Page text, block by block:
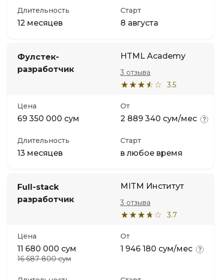
Длительность
12 месяцев
Старт
8 августа
Фулстек-
разработчик
HTML Academy
3.5
3 отзыва
Цена
69 350 000 сум
От
2 889 340 сум/мес
Длительность
13 месяцев
Старт
в любое время
Full-stack
разработчик
MITM Институт
3.7
3 отзыва
Цена
11 680 000 сум
16 687 800 сум
От
1 946 180 сум/мес